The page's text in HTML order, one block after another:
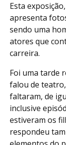
Esta
apresenta
sendo uma
atores que
carreira.
Foi uma tarde
falou de
faltaram, de
inclusive
estiveram os
respondeu